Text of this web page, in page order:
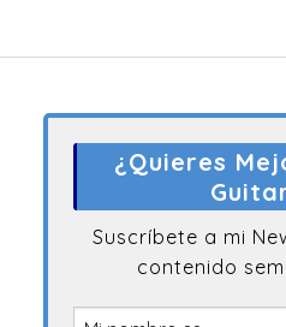
¿Quieres
Suscríbete a mi
contenido